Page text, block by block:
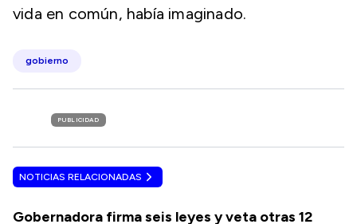
vida en común, había imaginado.
gobierno
PUBLICIDAD
NOTICIAS RELACIONADAS
Gobernadora firma seis leyes y veta otras 12